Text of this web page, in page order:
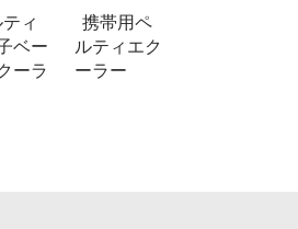
ィ
ベー
ーラ
携帯用ペ
ルティエク
ーラー